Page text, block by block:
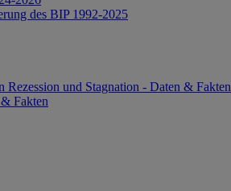
des BIP 1992-2025
und Stagnation - Daten & Fakten
Fakten